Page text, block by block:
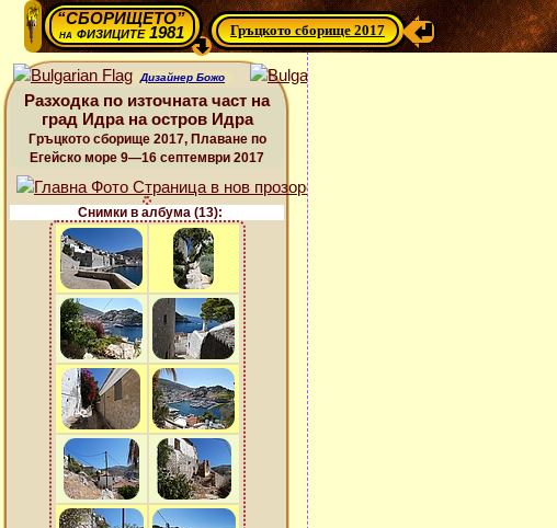
“СБОРИЩЕТО”
нафизиците 1981 Гръцкото сборище 2017
Дизайнер Божо
Разходка по източната част на
град Идра на остров Идра
Гръцкото сборище 2017, Плаване по
Егейско море 9—16 септември 2017
Снимки в албума (13):